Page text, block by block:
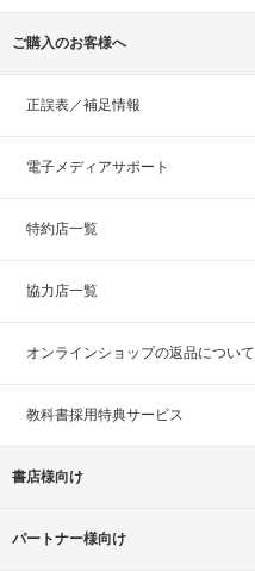
ご購入のお客様へ
正誤表／補足情報
電子メディアサポート
特約店一覧
協力店一覧
オンラインショップの返品について
教科書採用特典サービス
書店様向け
パートナー様向け